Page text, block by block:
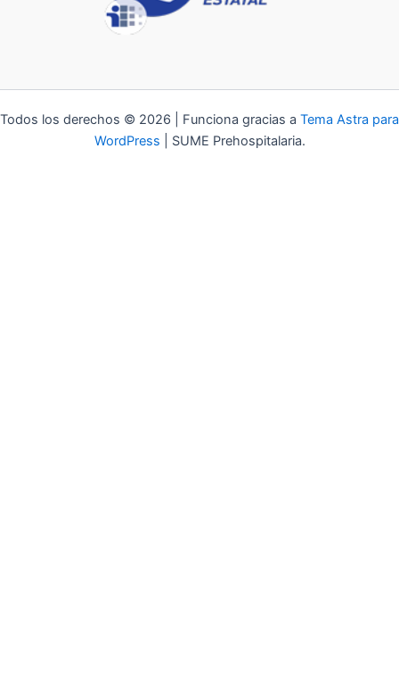
Todos los derechos © 2026 | Funciona gracias a Tema Astra para
WordPress | SUME Prehospitalaria.